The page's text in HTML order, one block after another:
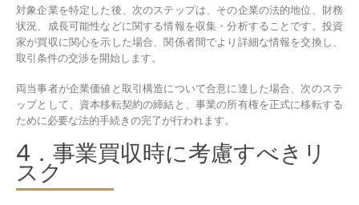
対象企業を特定した後、次のステップは、その企業の法的地位、財務
状況、成長可能性などに関する情報を収集・分析することです。投資
家が買収に関心を示した場合、関係者間でより詳細な情報を交換し、
取引条件の交渉を開始します。
両当事者が企業価値と取引構造について合意に達した場合、次のステ
ップとして、資本移転契約の締結と、事業の所有権を正式に移転する
ために必要な法的手続きの完了が行われます。
4．事業買収時に考慮すべきリ
スク